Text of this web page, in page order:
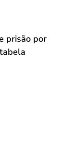
prisão por